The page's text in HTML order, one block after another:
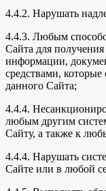
4.4.2. Нарушать
4.4.3. Любым
Сайта для
информации,
средствами,
данного Сайта;
4.4.4.
любым другим
Сайту, а также к
4.4.4. Нарушать
Сайте или в любой